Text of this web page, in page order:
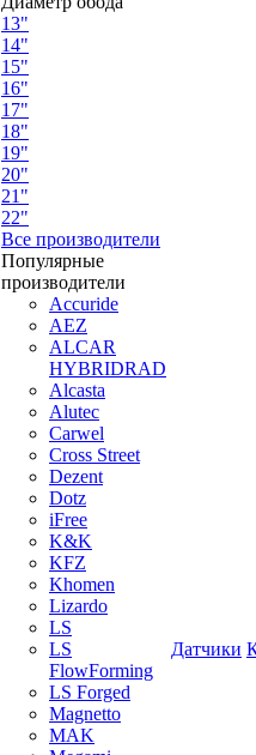
13"
14"
15"
16"
17"
18"
19"
20"
21"
22"
Все производители
Популярные
производители
Accuride
AEZ
ALCAR
HYBRIDRAD
Alcasta
Alutec
Carwel
Cross Street
Dezent
Dotz
iFree
K&K
KFZ
Khomen
Lizardo
LS
LS
FlowForming
LS Forged
Magnetto
MAK
Датчики